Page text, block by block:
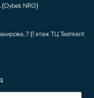
(Oybek NRG)
7 (1 этаж ТЦ Tashkent